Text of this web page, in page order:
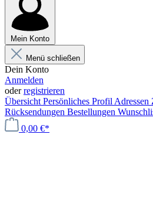
Mein Konto
Menü schließen
Dein Konto
Anmelden
oderregistrieren
Übersicht Persönliches Profil Adressen
Rücksendungen Bestellungen
0,00 €*